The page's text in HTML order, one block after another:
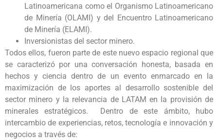
Latinoamericana como el Organismo Latinoamericano
de Minería (OLAMI) y del Encuentro Latinoamericano
de Minería (ELAMI).
Inversionistas del sector minero.
Todos ellos, fueron parte de este nuevo espacio regional que
se caracterizó por una conversación honesta, basada en
hechos y ciencia dentro de un evento enmarcado en la
maximización de los aportes al desarrollo sostenible del
sector minero y la relevancia de LATAM en la provisión de
minerales estratégicos. Dentro de este ámbito, hubo
intercambio de experiencias, retos, tecnología e innovación y
negocios a través de: